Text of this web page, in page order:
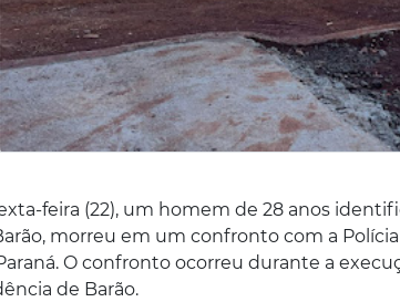
feira (22), um homem de 28 anos
morreu em um confronto com a
O confronto ocorreu durante a
de Barão.